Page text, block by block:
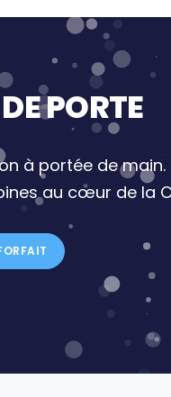
PORTE
à portée de main.
au cœur de la